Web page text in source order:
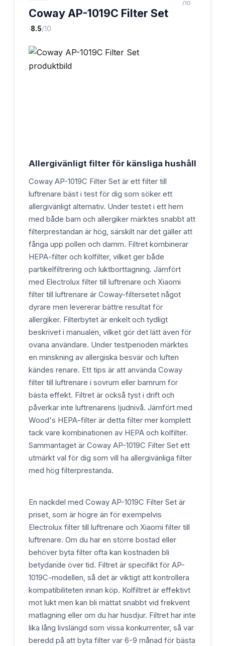
Coway AP-1019C Filter Set
·8.5/10
/10
Allergivänligt filter för känsliga hushåll
Coway AP-1019C Filter Set är ett filter till
luftrenare bäst i test för dig som söker ett
allergivänligt alternativ. Under testet i ett hem
med både barn och allergiker märktes snabbt att
filterprestandan är hög, särskilt när det gäller att
fånga upp pollen och damm. Filtret kombinerar
HEPA-filter och kolfilter, vilket ger både
partikelfiltrering och luktborttagning. Jämfört
med Electrolux filter till luftrenare och Xiaomi
filter till luftrenare är Coway-filtersetet något
dyrare men levererar bättre resultat för
allergiker. Filterbytet är enkelt och tydligt
beskrivet i manualen, vilket gör det lätt även för
ovana användare. Under testperioden märktes
en minskning av allergiska besvär och luften
kändes renare. Ett tips är att använda Coway
filter till luftrenare i sovrum eller barnrum för
bästa effekt. Filtret är också tyst i drift och
påverkar inte luftrenarens ljudnivå. Jämfört med
Wood's HEPA-filter är detta filter mer komplett
tack vare kombinationen av HEPA och kolfilter.
Sammantaget är Coway AP-1019C Filter Set ett
utmärkt val för dig som vill ha allergivänliga filter
med hög filterprestanda.
En nackdel med Coway AP-1019C Filter Set är
priset, som är högre än för exempelvis
Electrolux filter till luftrenare och Xiaomi filter till
luftrenare. Om du har en större bostad eller
behöver byta filter ofta kan kostnaden bli
betydande över tid. Filtret är specifikt för AP-
1019C-modellen, så det är viktigt att kontrollera
kompatibiliteten innan köp. Kolfiltret är effektivt
mot lukt men kan bli mättat snabbt vid frekvent
matlagning eller om du har husdjur. Filtret har inte
lika lång livslängd som vissa konkurrenter, så var
beredd på att byta filter var 6-9 månad för bästa